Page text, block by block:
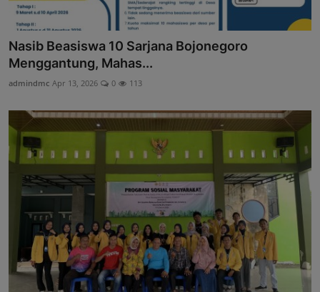
Nasib Beasiswa 10 Sarjana Bojonegoro
Menggantung, Mahas...
admindmc Apr 13, 2026 0 113